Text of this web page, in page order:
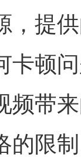
，提
卡顿
频带
的限